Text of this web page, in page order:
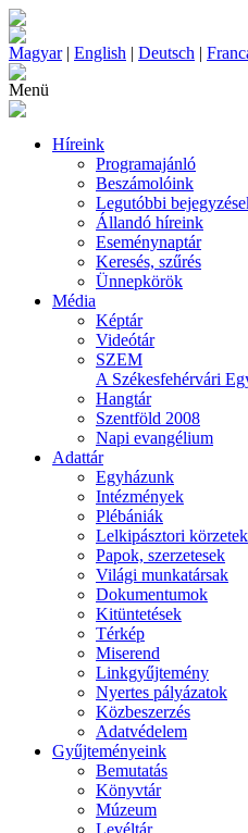
Magyar| English | Deutsch |
Menü
Híreink
Programajánló
Beszámolóink
Legutóbbi
Állandó híreink
Eseménynaptár
Keresés, szűrés
Ünnepkörök
Média
Képtár
Videótár
SZEM
A Székesfehérvári
Hangtár
Szentföld 2008
Napi evangélium
Adattár
Egyházunk
Intézmények
Plébániák
Lelkipásztori körzetek
Papok, szerzetesek
Világi munkatársak
Dokumentumok
Kitüntetések
Térkép
Miserend
Linkgyűjtemény
Nyertes pályázatok
Közbeszerzés
Adatvédelem
Gyűjteményeink
Bemutatás
Könyvtár
Múzeum
Levéltár